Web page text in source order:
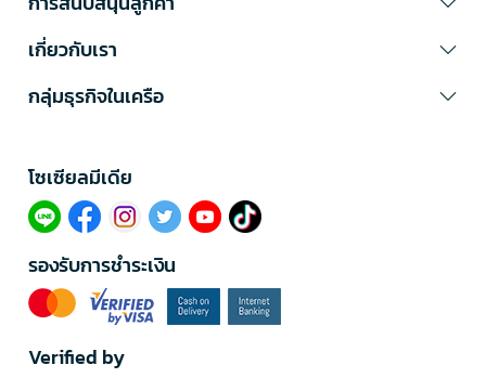
เกี่ยวกับเรา
กลุ่มธุรกิจในเครือ
โซเซียลมีเดีย​
รองรับการชำระเงิน
Verified by